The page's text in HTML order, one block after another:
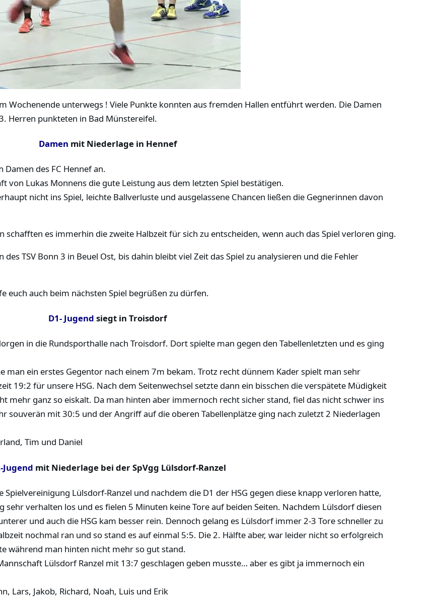
Wochenende unterwegs ! Viele Punkte konnten aus fremden Hallen entführt werden. Die Damen
Herren punkteten in Bad Münstereifel.
Damen mit Niederlage in Hennef
des FC Hennef an.
von Lukas Monnens die gute Leistung aus dem letzten Spiel bestätigen.
nicht ins Spiel, leichte Ballverluste und ausgelassene Chancen ließen die Gegnerinnen davon
schafften es immerhin die zweite Halbzeit für sich zu entscheiden, wenn auch das Spiel verloren ging.
TSV Bonn 3 in Beuel Ost, bis dahin bleibt viel Zeit das Spiel zu analysieren und die Fehler
euch auch beim nächsten Spiel begrüßen zu dürfen.
D1- Jugend siegt in Troisdorf
in die Rundsporthalle nach Troisdorf. Dort spielte man gegen den Tabellenletzten und es ging
man ein erstes Gegentor nach einem 7m bekam. Trotz recht dünnem Kader spielt man sehr
19:2 für unsere HSG. Nach dem Seitenwechsel setzte dann ein bisschen die verspätete Müdigkeit
mehr ganz so eiskalt. Da man hinten aber immernoch recht sicher stand, fiel das nicht schwer ins
souverän mit 30:5 und der Angriff auf die oberen Tabellenplätze ging nach zuletzt 2 Niederlagen
Tim und Daniel
Jugend mit Niederlage bei der SpVgg Lülsdorf-Ranzel
Lülsdorf-Ranzel und nachdem die D1 der HSG gegen diese knapp verloren hatte,
sehr verhalten los und es fielen 5 Minuten keine Tore auf beiden Seiten. Nachdem Lülsdorf diesen
und auch die HSG kam besser rein. Dennoch gelang es Lülsdorf immer 2-3 Tore schneller zu
nochmal ran und so stand es auf einmal 5:5. Die 2. Hälfte aber, war leider nicht so erfolgreich
während man hinten nicht mehr so gut stand.
Lülsdorf Ranzel mit 13:7 geschlagen geben musste… aber es gibt ja immernoch ein
Lars, Jakob, Richard, Noah, Luis und Erik